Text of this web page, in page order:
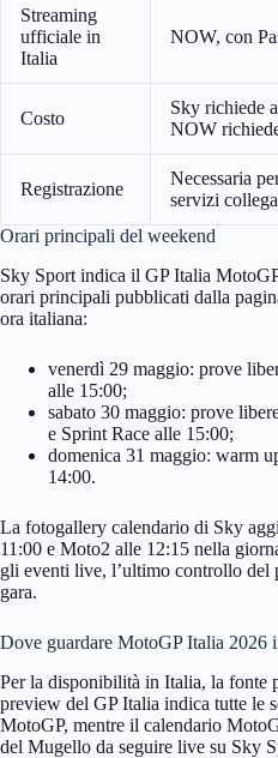
Streaming
ufficiale in
Italia
NOW, con
Costo
Sky richiede
NOW
Registrazione
Necessaria
servizi
Orari principali del weekend
Sky Sport indica il GP Italia
orari principali pubblicati dalla
ora italiana:
venerdì 29 maggio: prove
alle 15:00;
sabato 30 maggio: prove
e Sprint Race alle 15:00;
domenica 31 maggio: warm
14:00.
La fotogallery calendario di Sky
11:00 e Moto2 alle 12:15 nella
gli eventi live, l’ultimo controllo del
gara.
Dove guardare MotoGP Italia 2026
Per la disponibilità in Italia, la fonte
preview del GP Italia indica tutte le
MotoGP, mentre il calendario
del Mugello da seguire live su Sky